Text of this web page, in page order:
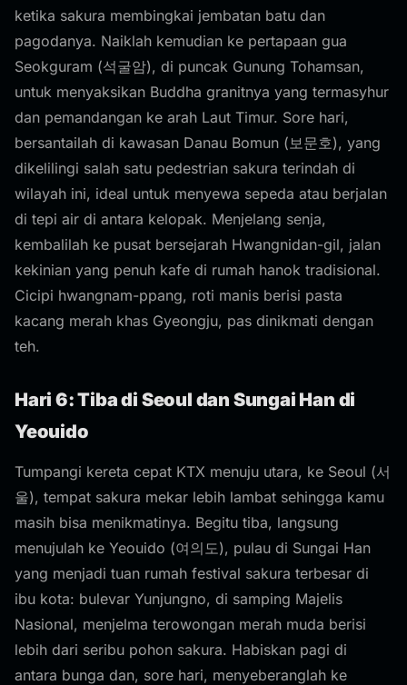
ketika sakura membingkai jembatan batu dan
pagodanya. Naiklah kemudian ke pertapaan gua
Seokguram (석굴암), di puncak Gunung Tohamsan,
untuk menyaksikan Buddha granitnya yang termasyhur
dan pemandangan ke arah Laut Timur. Sore hari,
bersantailah di kawasan Danau Bomun (보문호), yang
dikelilingi salah satu pedestrian sakura terindah di
wilayah ini, ideal untuk menyewa sepeda atau berjalan
di tepi air di antara kelopak. Menjelang senja,
kembalilah ke pusat bersejarah Hwangnidan-gil, jalan
kekinian yang penuh kafe di rumah hanok tradisional.
Cicipi hwangnam-ppang, roti manis berisi pasta
kacang merah khas Gyeongju, pas dinikmati dengan
teh.
Hari 6: Tiba di Seoul dan Sungai Han di
Yeouido
Tumpangi kereta cepat KTX menuju utara, ke Seoul (서
울), tempat sakura mekar lebih lambat sehingga kamu
masih bisa menikmatinya. Begitu tiba, langsung
menujulah ke Yeouido (여의도), pulau di Sungai Han
yang menjadi tuan rumah festival sakura terbesar di
ibu kota: bulevar Yunjungno, di samping Majelis
Nasional, menjelma terowongan merah muda berisi
lebih dari seribu pohon sakura. Habiskan pagi di
antara bunga dan, sore hari, menyeberanglah ke